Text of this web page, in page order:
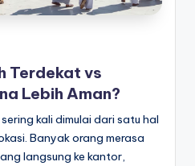
Terdekat vs
Lebih Aman?
kali dimulai dari satu hal
Banyak orang merasa
langsung ke kantor,